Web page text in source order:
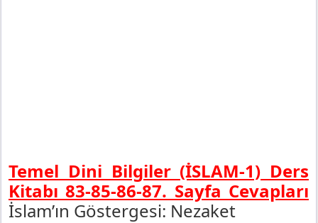
Temel Dini Bilgiler (İSLAM-1) Ders
Kitabı 83-85-86-87. Sayfa Cevapları
İslam’ın Göstergesi: Nezaket